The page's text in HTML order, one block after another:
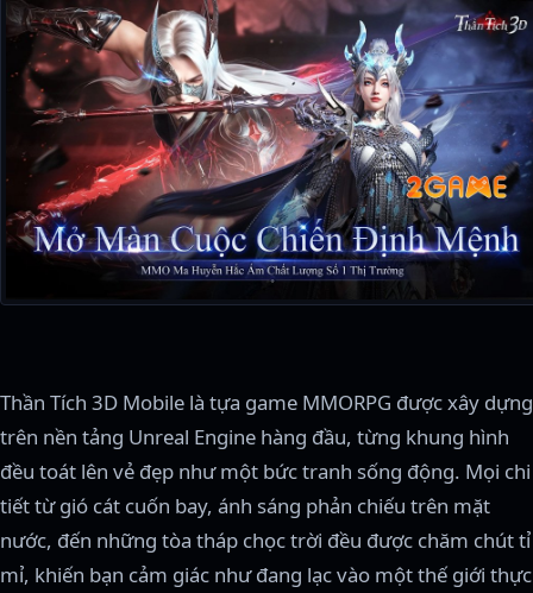
Thần Tích 3D Mobile là tựa game MMORPG được xây dựng
trên nền tảng Unreal Engine hàng đầu, từng khung hình
đều toát lên vẻ đẹp như một bức tranh sống động. Mọi chi
tiết từ gió cát cuốn bay, ánh sáng phản chiếu trên mặt
nước, đến những tòa tháp chọc trời đều được chăm chút tỉ
mỉ, khiến bạn cảm giác như đang lạc vào một thế giới thực